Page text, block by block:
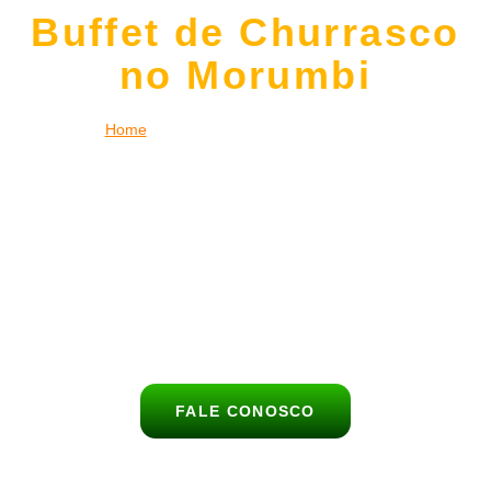
Buffet de Churrasco
no Morumbi
Home|
FALE CONOSCO